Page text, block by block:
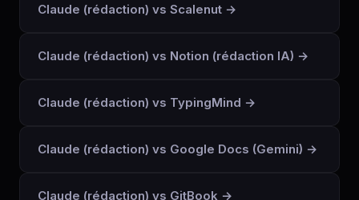
Claude (rédaction) vs Scalenut →
Claude (rédaction) vs Notion (rédaction IA) →
Claude (rédaction) vs TypingMind →
Claude (rédaction) vs Google Docs (Gemini) →
Claude (rédaction) vs GitBook →